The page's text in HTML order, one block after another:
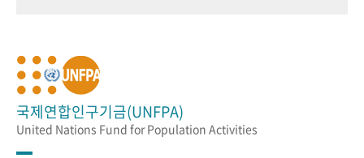
국제연합인구기금(UNFPA)
United Nations Fund for Population Activities